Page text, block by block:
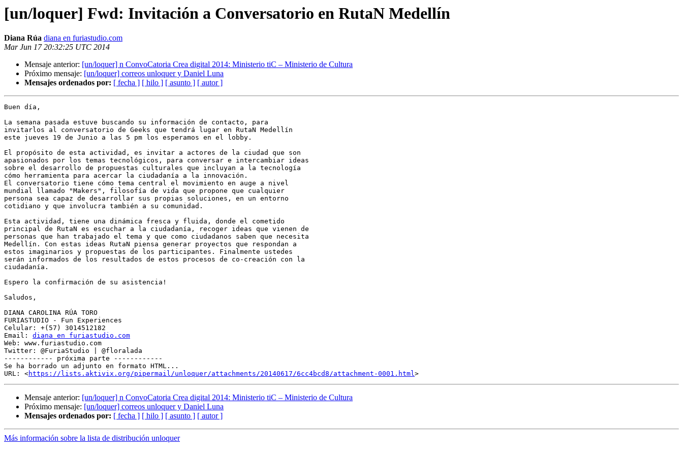
[un/loquer] Fwd: Invitación a Conversatorio en RutaN Medellín
Diana Rúa diana en furiastudio.com
Mar Jun 17 20:32:25 UTC 2014
Mensaje anterior: [un/loquer] n ConvoCatoria Crea digital 2014: Ministerio tiC – Ministerio de Cultura
Próximo mensaje: [un/loquer] correos unloquer y Daniel Luna
Mensajes ordenados por: [ fecha ] [ hilo ] [ asunto ] [ autor ]
Buen día,
La semana pasada estuve buscando su información de contacto, para
invitarlos al conversatorio de Geeks que tendrá lugar en RutaN Medellín
este jueves 19 de Junio a las 5 pm los esperamos en el lobby.
El propósito de esta actividad, es invitar a actores de la ciudad que son
apasionados por los temas tecnológicos, para conversar e intercambiar ideas
sobre el desarrollo de propuestas culturales que incluyan a la tecnología
cómo herramienta para acercar la ciudadanía a la innovación.
El conversatorio tiene cómo tema central el movimiento en auge a nivel
mundial llamado "Makers", filosofía de vida que propone que cualquier
persona sea capaz de desarrollar sus propias soluciones, en un entorno
cotidiano y que involucra también a su comunidad.
Esta actividad, tiene una dinámica fresca y fluida, donde el cometido
principal de RutaN es escuchar a la ciudadanía, recoger ideas que vienen de
personas que han trabajado el tema y que como ciudadanos saben que necesita
Medellín. Con estas ideas RutaN piensa generar proyectos que respondan a
estos imaginarios y propuestas de los participantes. Finalmente ustedes
serán informados de los resultados de estos procesos de co-creación con la
ciudadanía.
Espero la confirmación de su asistencia!
Saludos,
DIANA CAROLINA RÚA TORO
FURIASTUDIO - Fun Experiences
Celular: +(57) 3014512182
Email: diana en furiastudio.com
Web: www.furiastudio.com
Twitter: @FuriaStudio | @floralada
------------ próxima parte ------------
Se ha borrado un adjunto en formato HTML...
URL: <https://lists.aktivix.org/pipermail/unloquer/attachments/20140617/6cc4bcd8/attachment-0001.html
Mensaje anterior: [un/loquer] n ConvoCatoria Crea digital 2014: Ministerio tiC – Ministerio de Cultura
Próximo mensaje: [un/loquer] correos unloquer y Daniel Luna
Mensajes ordenados por: [ fecha ] [ hilo ] [ asunto ] [ autor ]
Más información sobre la lista de distribución unloquer